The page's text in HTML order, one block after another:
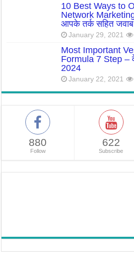
10 Best Ways to
Network
आपके तर्क सहित जवाब
January 29, 2021
Most Important
Formula 7 Step –
2024
January 22, 2021
880
Follow
622
Subscribe